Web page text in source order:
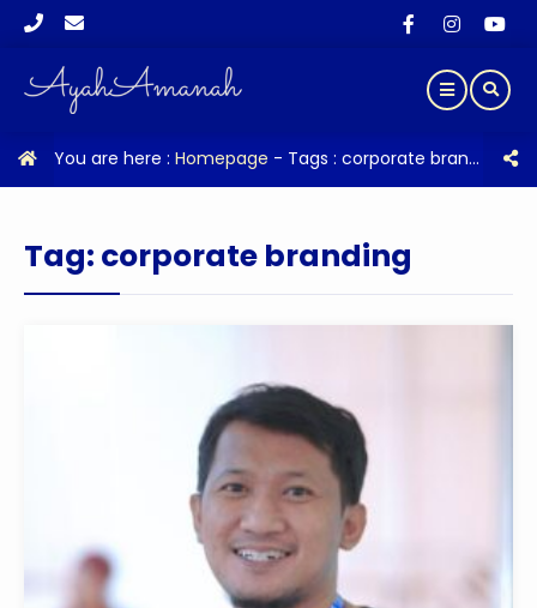
You are here : Homepage - Tags : corporate branding
Tag: corporate branding